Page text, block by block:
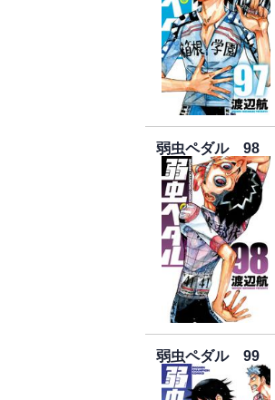
弱虫ペダル 98
弱虫ペダル 99